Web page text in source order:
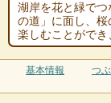
湖岸を花と緑で
の道」に面し、
楽しむことができ
基本情報 つ